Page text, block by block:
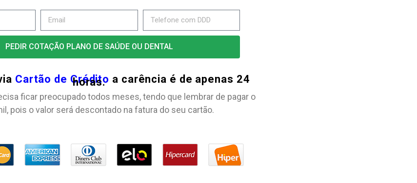
PEDIR COTAÇÃO PLANO DE SAÚDE OU DENTAL
Cartão de Crédito a carência é de apenas 24
horas.
ficar preocupado todos meses, tendo que lembrar de pagar o
pois o valor será descontado na fatura do seu cartão.